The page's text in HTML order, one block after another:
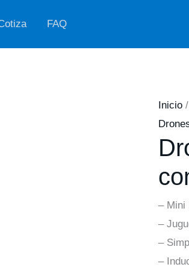
FAQ
Inicio/
– Mini
–
–
–